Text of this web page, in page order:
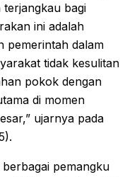
bagi
ini adalah
pemerintah dalam
tidak kesulitan
pokok dengan
di momen
ujarnya pada
pemangku